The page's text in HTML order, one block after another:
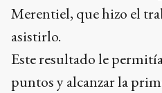
Merentiel, que hizo el
asistirlo.
Este resultado le
puntos y alcanzar la